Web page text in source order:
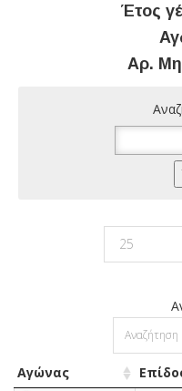
Έτος
Αρ.
Αγώνας